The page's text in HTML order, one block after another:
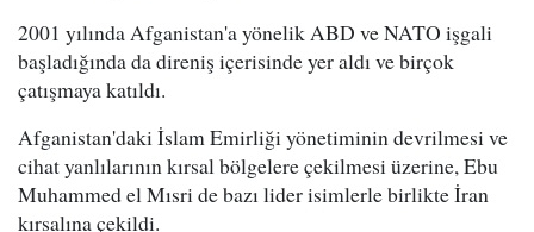
2001 yılında Afganistan'a yönelik ABD ve NATO işgali
başladığında da direniş içerisinde yer aldı ve birçok
çatışmaya katıldı.
Afganistan'daki İslam Emirliği yönetiminin devrilmesi ve
cihat yanlılarının kırsal bölgelere çekilmesi üzerine, Ebu
Muhammed el Mısri de bazı lider isimlerle birlikte İran
kırsalına çekildi.